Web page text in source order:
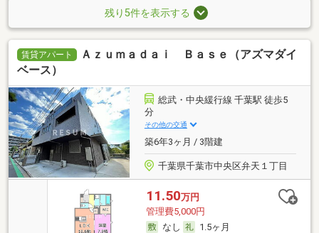
残り5件を表示する
賃貸アパート
Ａｚｕｍａｄａｉ Ｂａｓｅ（アズマダイ
ベース）
総武・中央緩行線 千葉駅 徒歩5
分
その他の交通
築6年3ヶ月 / 3階建
千葉県千葉市中央区弁天１丁目
11.50万円
管理費5,000円
なし
1.5ヶ月